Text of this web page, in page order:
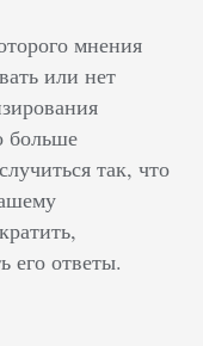
мнения
или нет
больше
так, что
его ответы.